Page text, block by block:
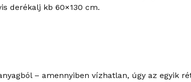
derékalj kb 60×130 cm.
– amennyiben vízhatlan, úgy az egyik